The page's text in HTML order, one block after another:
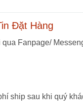
Đặt Hàng
Fanpage/
ship sau khi quý